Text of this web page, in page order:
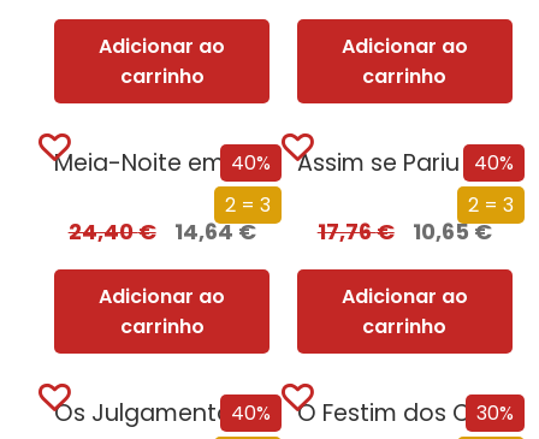
Adicionar ao
carrinho
Adicionar ao
carrinho
40%
2 = 3
Meia-Noite em Chernobyl
24,40€ 14,64€
Adicionar ao
carrinho
40%
2 = 3
Assim se Pariu o Brasil
17,76€ 10,65€
Adicionar ao
carrinho
40%
Os Julgamentos de Nuremberga
30%
O Festim dos Corvos (Edição especial limitada)